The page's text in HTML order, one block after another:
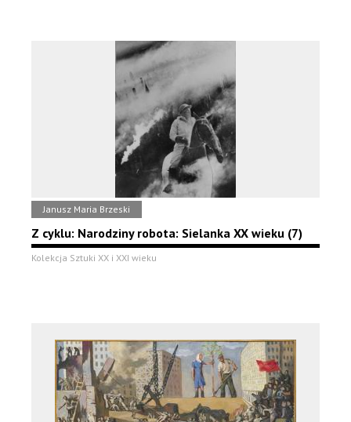
Janusz Maria Brzeski
Z cyklu: Narodziny robota: Sielanka XX wieku (7)
Kolekcja Sztuki XX i XXI wieku